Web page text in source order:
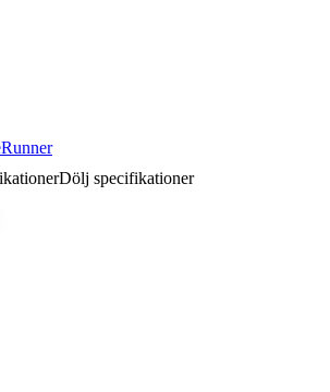
Dölj specifikationer